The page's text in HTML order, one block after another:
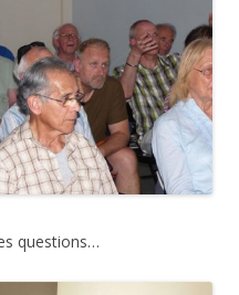
questions…